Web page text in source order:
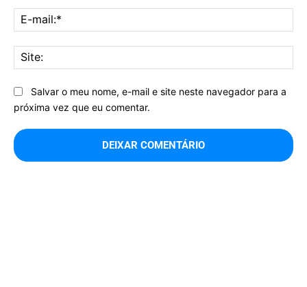
Salvar o meu nome, e-mail e site neste navegador para a
próxima vez que eu comentar.